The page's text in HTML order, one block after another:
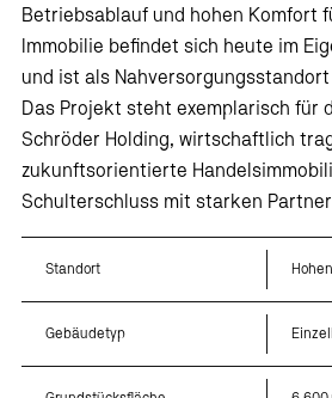
Betriebsablauf und hohen Komfort
Immobilie befindet sich heute im
und ist als
Das Projekt steht exemplarisch für
Schröder Holding, wirtschaftlich
zukunftsorientierte
Schulterschluss mit starken
Standort
Gebäudetyp